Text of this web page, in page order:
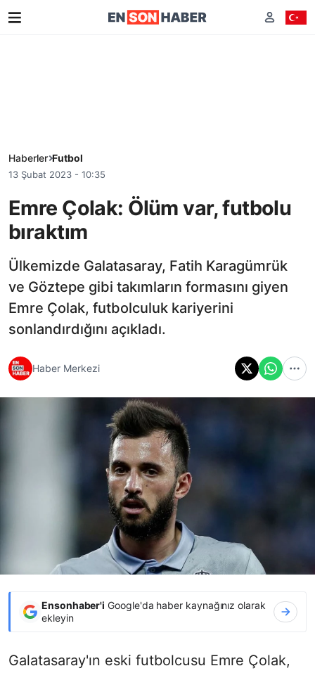
Haberler Futbol
13 Şubat 2023 - 10:35
Emre Çolak: Ölüm var, futbolu
bıraktım
Ülkemizde Galatasaray, Fatih Karagümrük
ve Göztepe gibi takımların formasını giyen
Emre Çolak, futbolculuk kariyerini
sonlandırdığını açıkladı.
Haber Merkezi
Ensonhaber'i Google'da haber kaynağınız olarak
ekleyin
Galatasaray'ın eski futbolcusu Emre Çolak,